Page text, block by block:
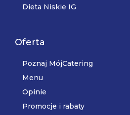
Dieta Niskie IG
Oferta
Poznaj MójCatering
Menu
Opinie
Promocje i rabaty